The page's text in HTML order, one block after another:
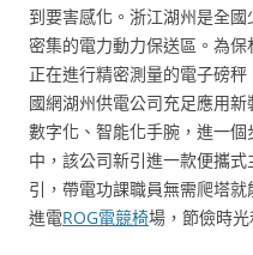
到要害感化。浙江湖州是全
密集的電力動力保送區。為
正在進行精密測量的電子磅
國網湖州供電公司充足應用新
數字化、智能化手腕，進一
中，該公司新引進一款便攜
引，帶電功課職員無需爬塔
進電ROG電競椅場，節儉時光